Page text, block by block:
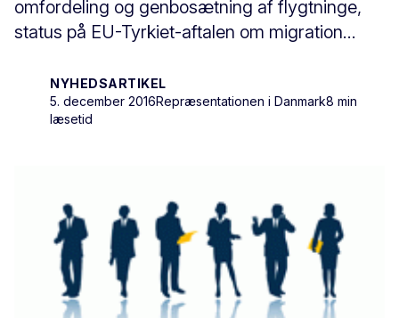
omfordeling og genbosætning af flygtninge,
status på EU-Tyrkiet-aftalen om migration...
NYHEDSARTIKEL
5. december 2016Repræsentationen i Danmark8 min
læsetid